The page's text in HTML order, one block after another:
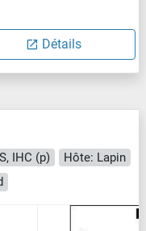
Détails
IHC (p)
Hôte: Lapin